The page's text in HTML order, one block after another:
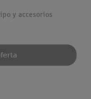
y accesorios